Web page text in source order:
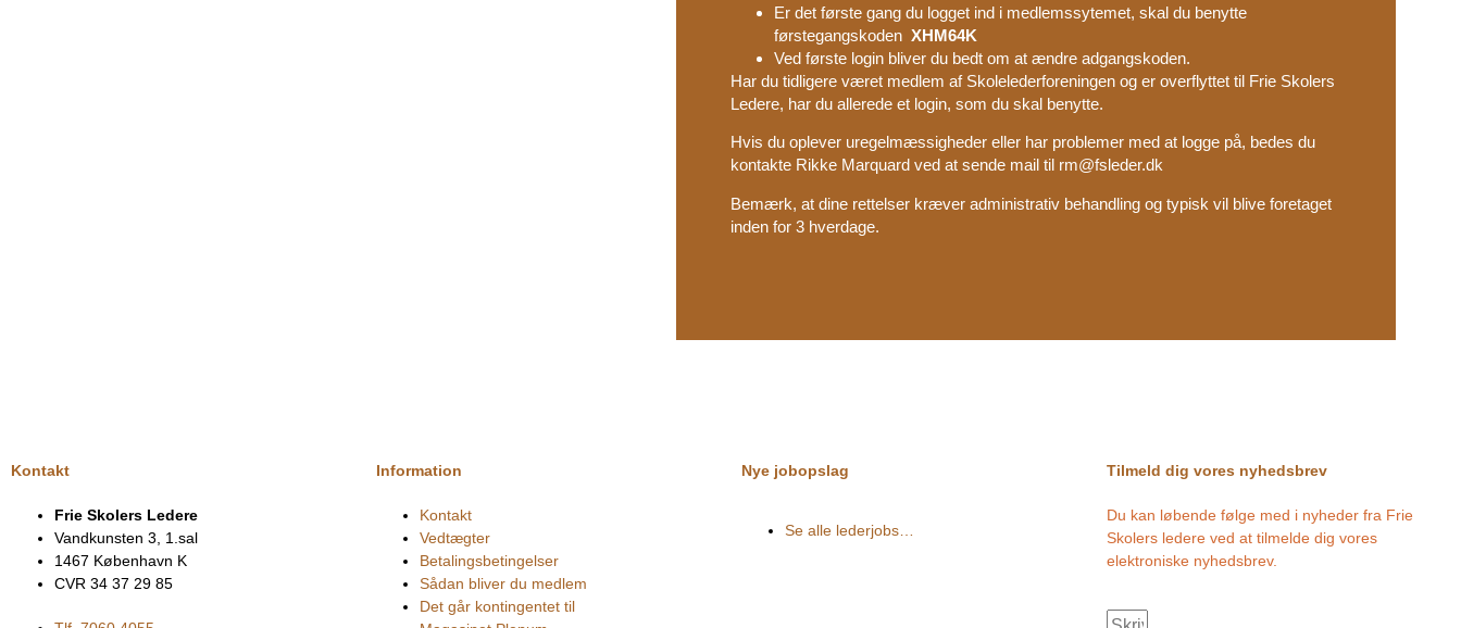
Er det første gang du logget ind i medlemssytemet, skal du benytte
førstegangskoden XHM64K
Ved første login bliver du bedt om at ændre adgangskoden.
Har du tidligere været medlem af Skolelederforeningen og er overflyttet til Frie Skolers
Ledere, har du allerede et login, som du skal benytte.
Hvis du oplever uregelmæssigheder eller har problemer med at logge på, bedes du
kontakte Rikke Marquard ved at sende mail til rm@fsleder.dk
Bemærk, at dine rettelser kræver administrativ behandling og typisk vil blive foretaget
inden for 3 hverdage.
Kontakt
Frie Skolers Ledere
Vandkunsten 3, 1.sal
1467 København K
CVR 34 37 29 85
Information
Kontakt
Vedtægter
Betalingsbetingelser
Sådan bliver du medlem
Det går kontingentet til
Nye jobopslag
Se alle lederjobs…
Tilmeld dig vores nyhedsbrev
Du kan løbende følge med i nyheder fra Frie
Skolers ledere ved at tilmelde dig vores
elektroniske nyhedsbrev.